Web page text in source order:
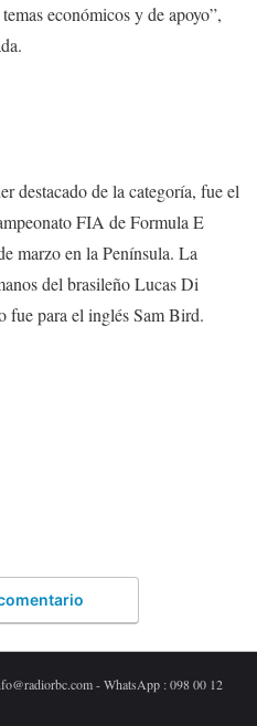
económicos y de apoyo”,
destacado de la categoría, fue el
FIA de Formula E
marzo en la Península. La
del brasileño Lucas Di
fue para el inglés Sam Bird.
- WhatsApp : 098 00 12